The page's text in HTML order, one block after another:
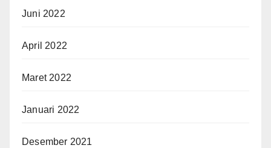
Juni 2022
April 2022
Maret 2022
Januari 2022
Desember 2021